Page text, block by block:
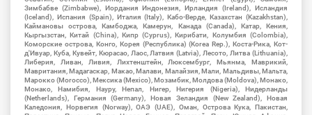
Зимбабве (Zimbabwe), Иордания Индонезия, Ирландия (Ireland), Исландия
(Iceland), Испания (Spain), Италия (Italy), Кабо-Верде, Казахстан (Kazakhstan),
Каймановы острова, Камбоджа, Камерун, Канада (Canada), Катар, Кения,
Кыргызстан, Китай (China), Кипр (Cyprus), Кирибати, Колумбия (Colombia),
Коморские острова, Конго, Корея (Республика) (Korea Rep.), Коста-Рика, Кот-
д'Ивуар, Куба, Кувейт, Кюрасао, Лаос, Латвия (Latvia), Лесото, Литва (Lithuania),
Либерия, Ливан, Ливия, Лихтенштейн, Люксембург, Мьянма, Маврикий,
Мавритания, Мадагаскар, Макао, Малави, Малайзия, Мали, Мальдивы, Мальта,
Марокко (Morocco), Мексика (Mexico), Мозамбик, Молдова (Moldova), Монако,
Монако, Намибия, Науру, Непал, Нигер, Нигерия (Nigeria), Нидерланды
(Netherlands), Германия (Germany), Новая Зеландия (New Zealand), Новая
Каледония, Норвегия (Norway), ОАЭ (UAE), Оман, Острова Кука, Пакистан,